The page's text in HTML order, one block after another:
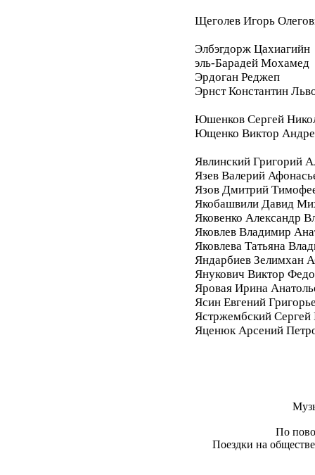
Щеголев Игорь
Элбэгдорж Цахиагийн
эль-Барадей Мохамед
Эрдоган Реджеп
Эрнст Константин
Юшенков Сергей
Ющенко Виктор
Явлинский Григорий
Язев Валерий
Язов Дмитрий
Якобашвили Давид
Яковенко Александр
Яковлев Владимир
Яковлева Татьяна
Яндарбиев Зелимхан
Янукович Виктор
Яровая Ирина
Ясин Евгений
Ястржембский
Яценюк Арсений
По
Поездки на